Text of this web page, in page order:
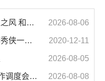
汪华东在督导群众身边不正之风 和腐败问题集中整治工作时强调 以更高标准更实举措纵深推进集中整治 不断增强人民群众获得感幸福感安全感 2026-08-06
濉溪县人大常委会副主任李秀侠一行调研城乡客运一体化和治超工作 2020-12-11
2026-08-05
蒋曦在台风“白海豚”防御工作调度会上强调 牢固树立和践行正确政绩观 切实维护人民群众生命财产安全 2026-08-08